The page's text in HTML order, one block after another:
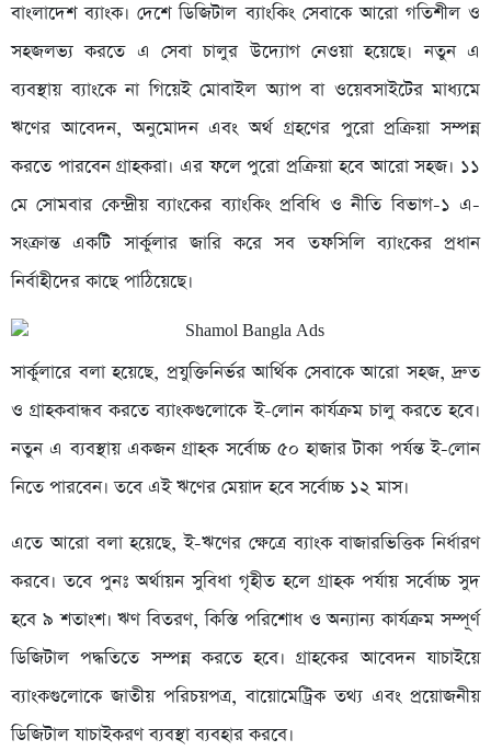
বাংলাদেশ ব্যাংক। দেশে ডিজিটাল ব্যাংকিং সেবাকে আরো গতিশীল ও
সহজলভ্য করতে এ সেবা চালুর উদ্যোগ নেওয়া হয়েছে। নতুন এ
ব্যবস্থায় ব্যাংকে না গিয়েই মোবাইল অ্যাপ বা ওয়েবসাইটের মাধ্যমে
ঋণের আবেদন, অনুমোদন এবং অর্থ গ্রহণের পুরো প্রক্রিয়া সম্পন্ন
করতে পারবেন গ্রাহকরা। এর ফলে পুরো প্রক্রিয়া হবে আরো সহজ। ১১
মে সোমবার কেন্দ্রীয় ব্যাংকের ব্যাংকিং প্রবিধি ও নীতি বিভাগ-১ এ-
সংক্রান্ত একটি সার্কুলার জারি করে সব তফসিলি ব্যাংকের প্রধান
নির্বাহীদের কাছে পাঠিয়েছে।
সার্কুলারে বলা হয়েছে, প্রযুক্তিনির্ভর আর্থিক সেবাকে আরো সহজ, দ্রুত
ও গ্রাহকবান্ধব করতে ব্যাংকগুলোকে ই-লোন কার্যক্রম চালু করতে হবে।
নতুন এ ব্যবস্থায় একজন গ্রাহক সর্বোচ্চ ৫০ হাজার টাকা পর্যন্ত ই-লোন
নিতে পারবেন। তবে এই ঋণের মেয়াদ হবে সর্বোচ্চ ১২ মাস।
এতে আরো বলা হয়েছে, ই-ঋণের ক্ষেত্রে ব্যাংক বাজারভিত্তিক নির্ধারণ
করবে। তবে পুনঃ অর্থায়ন সুবিধা গৃহীত হলে গ্রাহক পর্যায় সর্বোচ্চ সুদ
হবে ৯ শতাংশ। ঋণ বিতরণ, কিস্তি পরিশোধ ও অন্যান্য কার্যক্রম সম্পূর্ণ
ডিজিটাল পদ্ধতিতে সম্পন্ন করতে হবে। গ্রাহকের আবেদন যাচাইয়ে
ব্যাংকগুলোকে জাতীয় পরিচয়পত্র, বায়োমেট্রিক তথ্য এবং প্রয়োজনীয়
ডিজিটাল যাচাইকরণ ব্যবস্থা ব্যবহার করবে।